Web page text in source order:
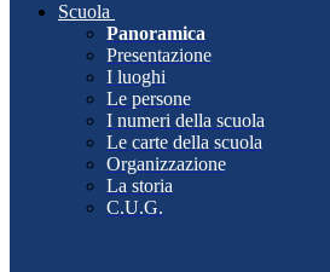
Scuola
Panoramica
Presentazione
I luoghi
Le persone
I numeri della scuola
Le carte della scuola
Organizzazione
La storia
C.U.G.